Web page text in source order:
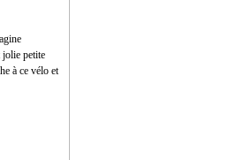
jolie petite
à ce vélo et